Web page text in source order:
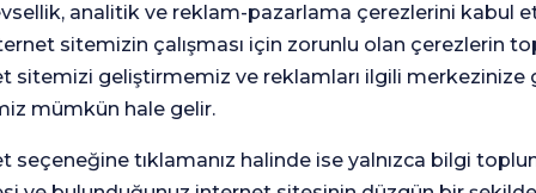
Göğüs
Cerrahisi
Merkezi
oji
analitik ve reklam-pazarlama çerezlerini kabul
sitemizin çalışması için zorunlu olan çerezlerin
sitemizi geliştirmemiz ve reklamları ilgili merkezinize
mümkün hale gelir.
seçeneğine tıklamanız halinde ise yalnızca bilgi